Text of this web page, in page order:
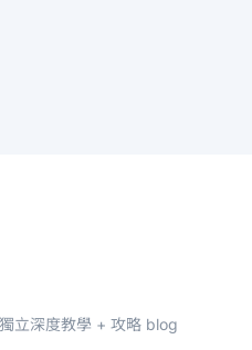
立深度教學 + 攻略 blog